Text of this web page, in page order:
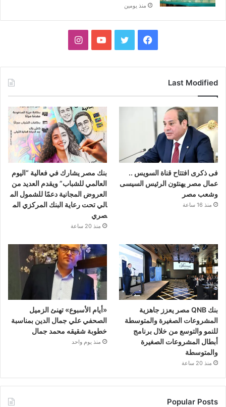
منذ يومين
فيسبوك تويتر يوتيوبانستقرام
Last Modified
فى ذكرى افتتاح قناة السويس ..
عمال مصر يهنئون الرئيس السيسى
وشعب مصر
منذ 16 ساعة
بنك مصر يشارك في فعالية “اليوم
العالمي للشباب” ويقدم العديد من
العروض المجانية دعمًا للشمول الم
الي تحت رعاية البنك المركزي الم
صري
منذ 20 ساعة
بنك QNB مصر يعزز جاهزية
المشروعات الصغيرة والمتوسطة
للنمو والتوسع من خلال برنامج
أبطال المشروعات الصغيرة
والمتوسطة
منذ 20 ساعة
«أيام الأسبوع» تهنئ الزميل
الصحفي علي جمال الدين بمناسبة
خطوبة شقيقه محمد جمال
منذ يوم واحد
Popular Posts